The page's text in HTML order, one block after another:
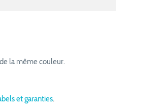
la même couleur.
et garanties.